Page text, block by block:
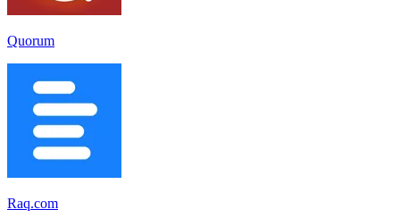
Quorum
Raq.com